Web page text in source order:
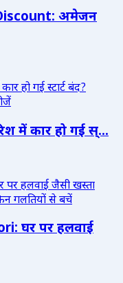
अमेजन
में कार हो गई स्...
घर पर हलवाई